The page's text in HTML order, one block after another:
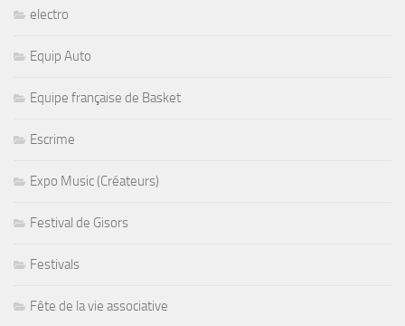
electro
Equip Auto
Equipe française de Basket
Escrime
Expo Music (Créateurs)
Festival de Gisors
Festivals
Fête de la vie associative